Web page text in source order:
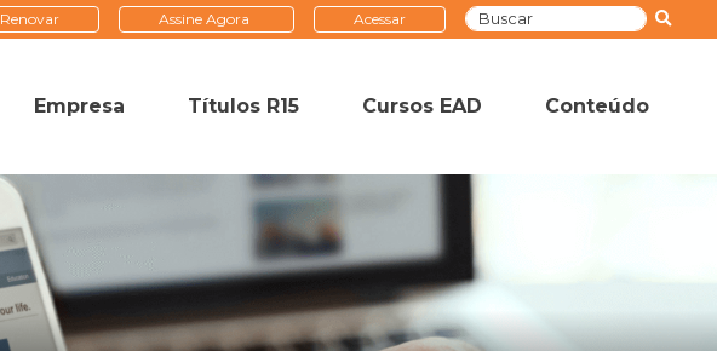
Renovar Assine Agora Acessar
Empresa Títulos R15 Cursos EAD Conteúdo